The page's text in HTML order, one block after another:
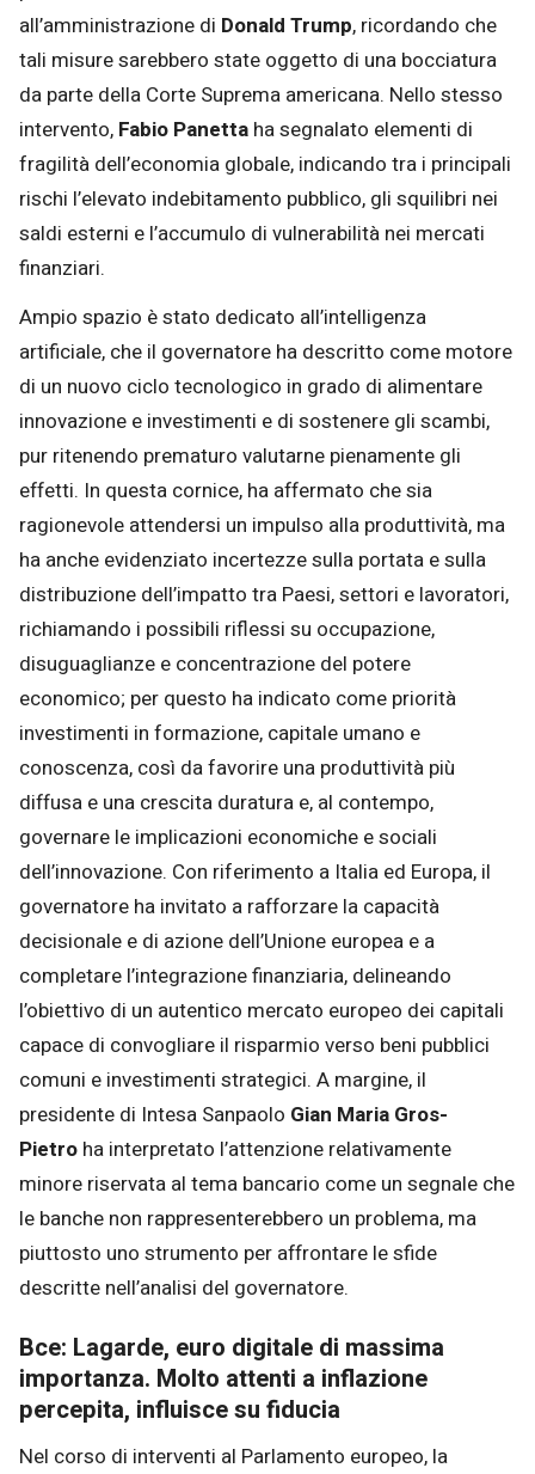
all’amministrazione di Donald Trump, ricordando che
tali misure sarebbero state oggetto di una bocciatura
da parte della Corte Suprema americana. Nello stesso
intervento, Fabio Panetta ha segnalato elementi di
fragilità dell’economia globale, indicando tra i principali
rischi l’elevato indebitamento pubblico, gli squilibri nei
saldi esterni e l’accumulo di vulnerabilità nei mercati
finanziari.
Ampio spazio è stato dedicato all’intelligenza
artificiale, che il governatore ha descritto come motore
di un nuovo ciclo tecnologico in grado di alimentare
innovazione e investimenti e di sostenere gli scambi,
pur ritenendo prematuro valutarne pienamente gli
effetti. In questa cornice, ha affermato che sia
ragionevole attendersi un impulso alla produttività, ma
ha anche evidenziato incertezze sulla portata e sulla
distribuzione dell’impatto tra Paesi, settori e lavoratori,
richiamando i possibili riflessi su occupazione,
disuguaglianze e concentrazione del potere
economico; per questo ha indicato come priorità
investimenti in formazione, capitale umano e
conoscenza, così da favorire una produttività più
diffusa e una crescita duratura e, al contempo,
governare le implicazioni economiche e sociali
dell’innovazione. Con riferimento a Italia ed Europa, il
governatore ha invitato a rafforzare la capacità
decisionale e di azione dell’Unione europea e a
completare l’integrazione finanziaria, delineando
l’obiettivo di un autentico mercato europeo dei capitali
capace di convogliare il risparmio verso beni pubblici
comuni e investimenti strategici. A margine, il
presidente di Intesa Sanpaolo Gian Maria Gros-
Pietro ha interpretato l’attenzione relativamente
minore riservata al tema bancario come un segnale che
le banche non rappresenterebbero un problema, ma
piuttosto uno strumento per affrontare le sfide
descritte nell’analisi del governatore.
Bce: Lagarde, euro digitale di massima
importanza. Molto attenti a inflazione
percepita, influisce su fiducia
Nel corso di interventi al Parlamento europeo, la